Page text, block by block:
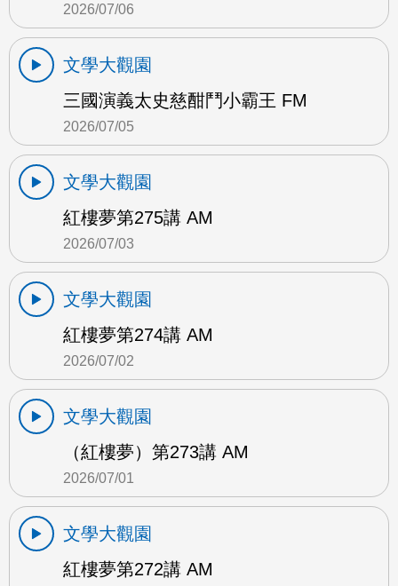
2026/07/06
文學大觀園
三國演義太史慈酣鬥小霸王 FM
2026/07/05
文學大觀園
紅樓夢第275講 AM
2026/07/03
文學大觀園
紅樓夢第274講 AM
2026/07/02
文學大觀園
（紅樓夢）第273講 AM
2026/07/01
文學大觀園
紅樓夢第272講 AM